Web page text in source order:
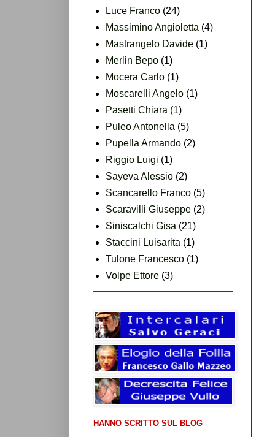
Luce Franco (24)
Massimino Angioletta (4)
Mastrangelo Davide (1)
Merlin Bepo (1)
Mocera Carlo (1)
Moscarelli Angelo (1)
Pasetti Chiara (1)
Puleo Antonella (5)
Pupella Armando (2)
Riggio Luigi (1)
Sayeva Alessio (2)
Scancarello Franco (5)
Scaravilli Giuseppe (2)
Siniscalchi Gisa (21)
Staccini Luisarita (1)
Tulone Francesco (1)
Volpe Ettore (3)
HANNO SCRITTO SUL BLOG